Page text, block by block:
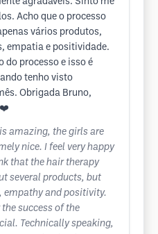
Acho que o processo
vários produtos,
empatia e positividade.
do processo e isso é
tenho visto
Obrigada Bruno,
amazing, the girls are
nice. I feel very happy
that the hair therapy
several products, but
empathy and positivity.
success of the
Technically speaking,